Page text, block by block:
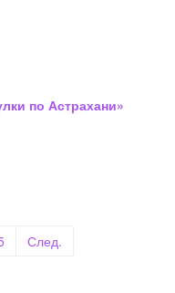
по Астрахани»
След.